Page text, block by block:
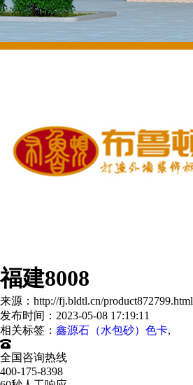
福建8008
来源：http://fj.bldtl.cn/product872799.html
发布时间：2023-05-08 17:19:11
相关标签： 鑫源石（水包砂）色卡,
全国咨询热线
400-175-8398